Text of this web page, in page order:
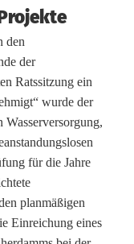
den
der
Ratssitzung ein
wurde der
Wasserversorgung,
für die Jahre
planmäßigen
Einreichung eines